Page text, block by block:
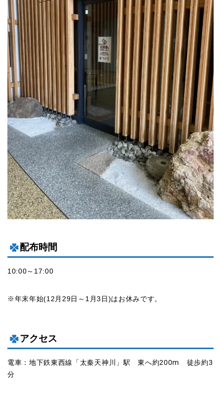
配布時間
10:00～17:00
※年末年始(12月29日～1月3日)はお休みです。
アクセス
電車：地下鉄東西線「太秦天神川」駅 東へ約200ⅿ 徒歩約3
分